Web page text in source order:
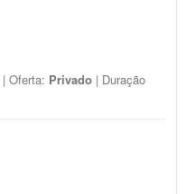
| Oferta: Privado | Duração